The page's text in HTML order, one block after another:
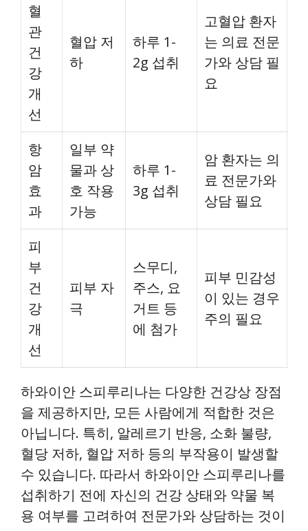
혈
관
건
강
개
선
혈압 저
하
하루 1-
2g 섭취
고혈압 환자
는 의료 전문
가와 상담 필
요
항
암
효
과
일부 약
물과 상
호 작용
가능
하루 1-
3g 섭취
암 환자는 의
료 전문가와
상담 필요
피
부
건
강
개
선
피부 자
극
스무디,
주스, 요
거트 등
에 첨가
피부 민감성
이 있는 경우
주의 필요
하와이안 스피루리나는 다양한 건강상 장점
을 제공하지만, 모든 사람에게 적합한 것은
아닙니다. 특히, 알레르기 반응, 소화 불량,
혈당 저하, 혈압 저하 등의 부작용이 발생할
수 있습니다. 따라서 하와이안 스피루리나를
섭취하기 전에 자신의 건강 상태와 약물 복
용 여부를 고려하여 전문가와 상담하는 것이